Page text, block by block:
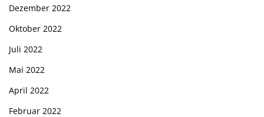
Dezember 2022
Oktober 2022
Juli 2022
Mai 2022
April 2022
Februar 2022